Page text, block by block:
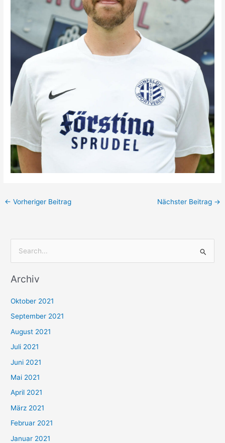
← Vorheriger Beitrag Nächster Beitrag →
c
n
n
a
c
h
:
Archiv
Oktober 2021
September 2021
August 2021
Juli 2021
Juni 2021
Mai 2021
April 2021
März 2021
Februar 2021
Januar 2021